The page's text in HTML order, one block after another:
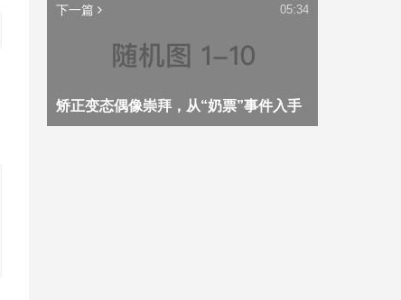
下一篇
矫正变态偶像崇拜，从“奶票”事件入手
05:34